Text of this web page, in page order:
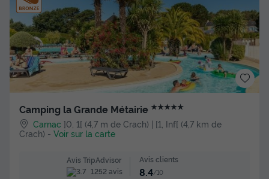
Camping la Grande Métairie ★★★★★
Carnac ]0, 1[ (4,7 m de Crach) | [1, Inf[ (4,7 km de
Crach) - Voir sur la carte
Avis TripAdvisor
1252 avis
Avis clients
8.4/10